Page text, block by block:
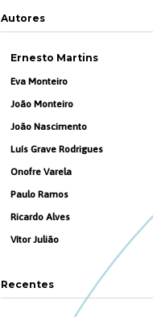
Autores
Ernesto Martins
Eva Monteiro
João Monteiro
João Nascimento
Luís Grave Rodrigues
Onofre Varela
Paulo Ramos
Ricardo Alves
Vítor Julião
Recentes